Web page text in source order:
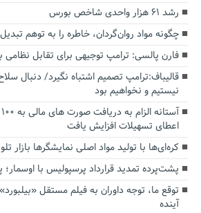
رشد ۶۱ هزار واحدی شاخص بورس
چگونه مواد روان‌گردان، خاطره را به توهم
فارن پالسی: ترامپ توجیهی برای تقابل نظامی
قالیباف:ترامپ تصمیم اشتباه نگیرد/ دنبال
نیستیم و نخواهیم بود
اعطای تسهیلات افزایش یافت
کره‌ای‌ها با تولید مواد اصلی نمایشگرها بازار
پشت‌پرده تمدید قرارداد پرسپولیس با
توقع ما، توجه داوران به فیلم مستقل
آینده